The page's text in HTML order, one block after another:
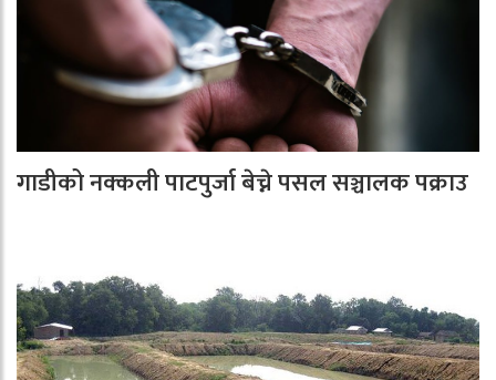
गाडीको नक्कली पाटपुर्जा बेच्ने पसल सञ्चालक पक्राउ